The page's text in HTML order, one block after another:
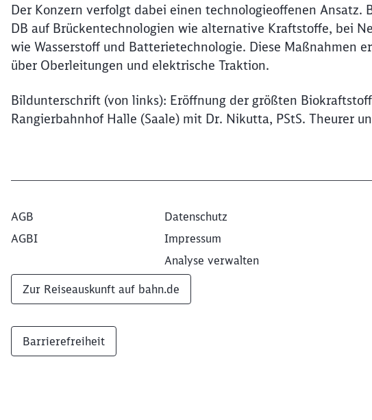
Der Konzern verfolgt dabei einen technologieoffenen Ansatz.
DB auf Brückentechnologien wie alternative Kraftstoffe, bei
wie Wasserstoff und Batterietechnologie. Diese Maßnahmen
über Oberleitungen und elektrische Traktion.
Bildunterschrift (von links): Eröffnung der größten
Rangierbahnhof Halle (Saale) mit Dr. Nikutta, PStS. Theurer
AGB
AGBI
Datenschutz
Impressum
Analyse verwalten
Zur Reiseauskunft auf bahn.de
Barrierefreiheit